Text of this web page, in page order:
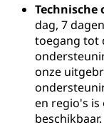
dag, 7
toegang tot
onze
en regio's
beschikbaar.